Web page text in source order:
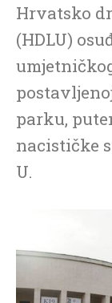
Hrvatsko
(HDLU)
parku,
nacističke
U.